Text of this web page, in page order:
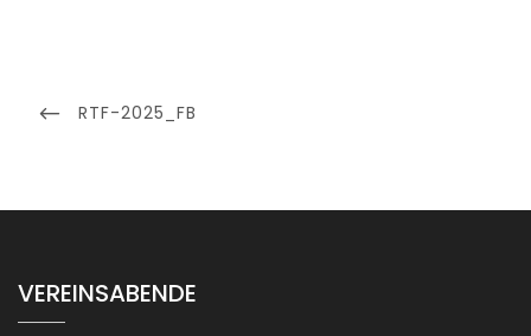
PREVIOUS
RTF-2025_FB
VEREINSABENDE